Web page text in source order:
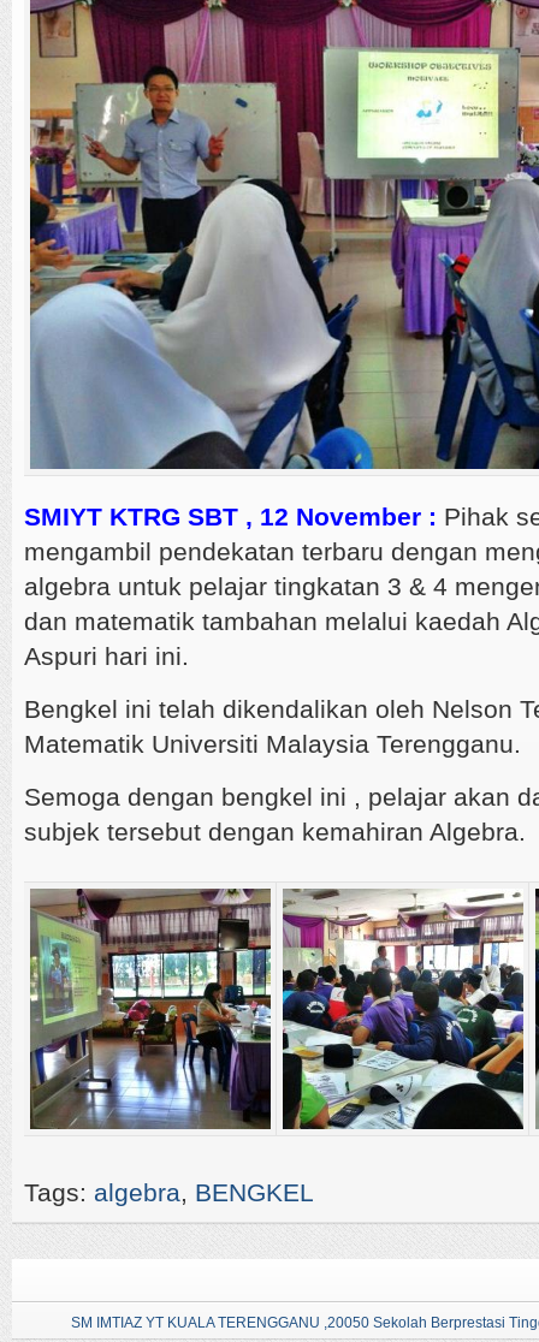
SMIYT KTRG SBT , 12 November : Pihak
mengambil pendekatan terbaru dengan
algebra untuk pelajar tingkatan 3 & 4
dan matematik tambahan melalui kaedah
Aspuri hari ini.
Bengkel ini telah dikendalikan oleh Nelson
Matematik Universiti Malaysia Terengganu.
Semoga dengan bengkel ini , pelajar akan
subjek tersebut dengan kemahiran Algebra.
Tags: algebra, BENGKEL
SM IMTIAZ YT KUALA TERENGGANU ,20050 Sekolah Berprestasi